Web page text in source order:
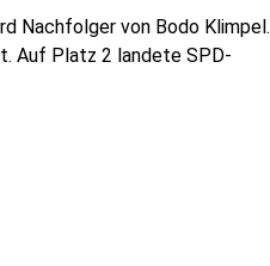
Nachfolger von Bodo Klimpel.
Auf Platz 2 landete SPD-